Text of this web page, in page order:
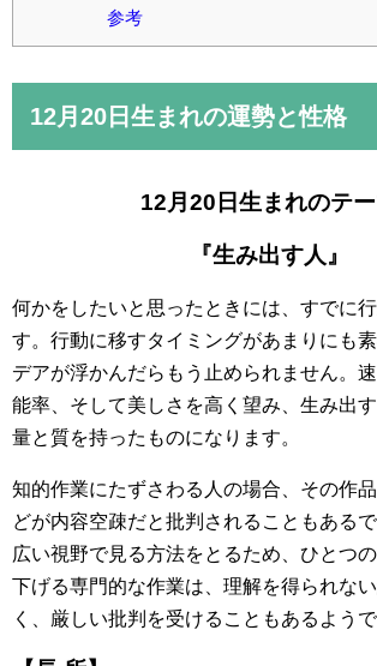
参考
12月20日 生まれの運勢と性格
12月20日生まれのテ
『生み出す人』
何かをしたいと思ったときには、すでに
す。行動に移すタイミングがあまりにも
デアが浮かんだらもう止められません。速
能率、そして美しさを高く望み、生み出
量と質を持ったものになります。
知的作業にたずさわる人の場合、その作
どが内容空疎だと批判されることもある
広い視野で見る方法をとるため、ひとつ
下げる専門的な作業は、理解を得られな
く、厳しい批判を受けることもあるようで